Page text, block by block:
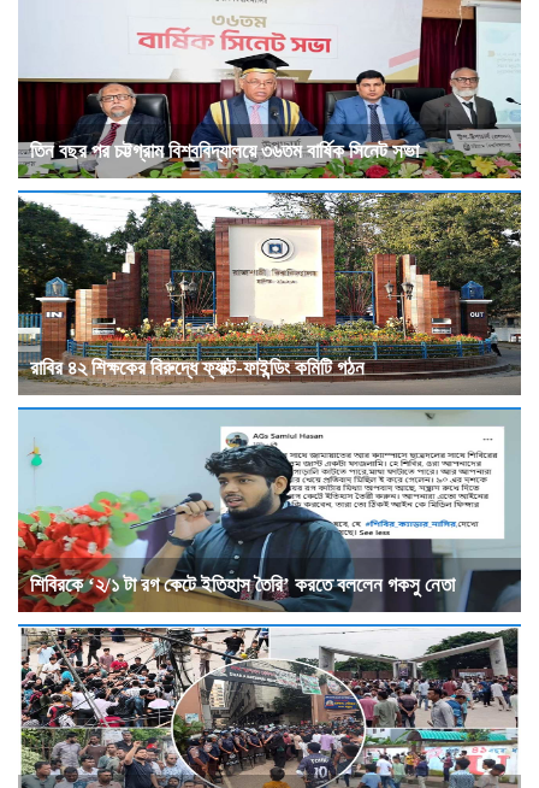
তিন বছর পর চট্টগ্রাম বিশ্ববিদ্যালয়ে ৩৬তম বার্ষিক সিনেট সভা
রাবির ৪২ শিক্ষকের বিরুদ্ধে ফ্যাক্ট-ফাইন্ডিং কমিটি গঠন
শিবিরকে ‘২/১ টা রগ কেটে ইতিহাস তৈরি’ করতে বললেন গকসু নেতা